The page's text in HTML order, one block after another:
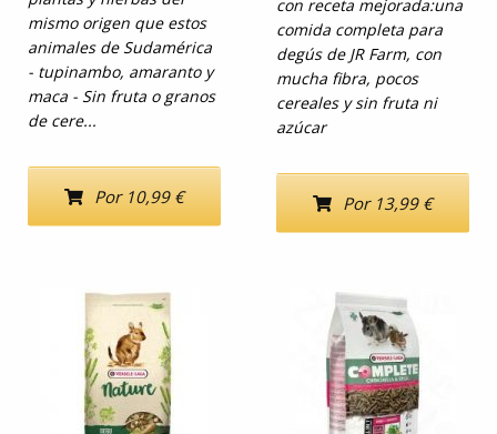
mismo origen que estos
animales de Sudamérica
- tupinambo, amaranto y
maca - Sin fruta o granos
de cere...
Por 10,99 €
con receta mejorada:una
comida completa para
degús de JR Farm, con
mucha fibra, pocos
cereales y sin fruta ni
azúcar
Por 13,99 €